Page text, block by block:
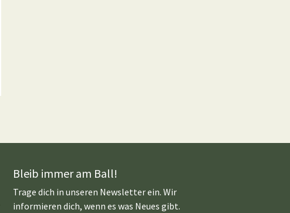
Bleib immer am Ball!
Trage dich in unseren Newsletter ein. Wir
informieren dich, wenn es was Neues gibt.